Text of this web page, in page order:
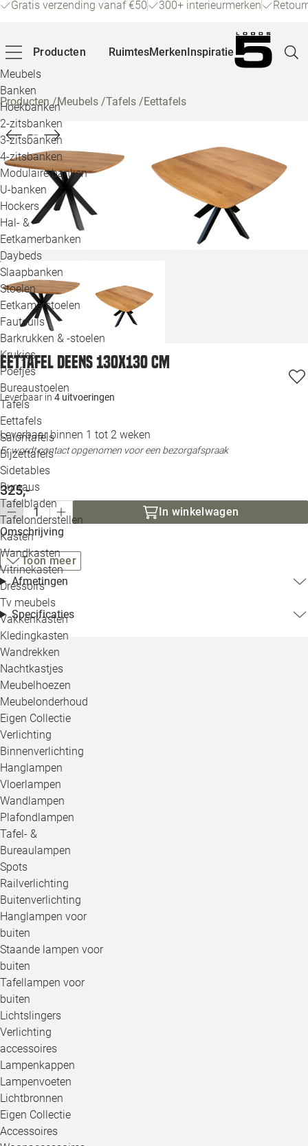
Gratis verzending vanaf €50 300+ interieurmerken
Producten
Meubels
Banken
Hoekbanken
2-zitsbanken
3-zitsbanken
4-zitsbanken
Modulaire banken
U-banken
Hockers
Hal- &
Eetkamerbanken
Daybeds
Slaapbanken
Stoelen
Eetkamerstoelen
Fauteuils
Barkrukken & -stoelen
Krukjes
Poefjes
Bureaustoelen
Tafels
Eettafels
Salontafels
Bijzettafels
Sidetables
Bureaus
Tafelbladen
Tafelonderstellen
Kasten
Wandkasten
Vitrinekasten
Dressoirs
Tv meubels
Vakkenkasten
Kledingkasten
Wandrekken
Nachtkastjes
Meubelhoezen
Meubelonderhoud
Eigen Collectie
Verlichting
Binnenverlichting
Hanglampen
Vloerlampen
Wandlampen
Plafondlampen
Tafel- &
Bureaulampen
Spots
Railverlichting
Buitenverlichting
Hanglampen voor
buiten
Staande lampen voor
buiten
Tafellampen voor
buiten
Lichtslingers
Verlichting
accessoires
Lampenkappen
Lampenvoeten
Lichtbronnen
Eigen Collectie
Accessoires
RuimtesMerkenInspiratie
Producten/Meubels /Tafels /Eettafels
Eettafel Deens 130x130 cm
Leverbaar in 4 uitvoeringen
Leverbaar binnen 1 tot 2 weken
Er wordt contact opgenomen voor een bezorgafspraak
325,-
In winkelwagen
Omschrijving
Toon meer
Afmetingen
Specificaties